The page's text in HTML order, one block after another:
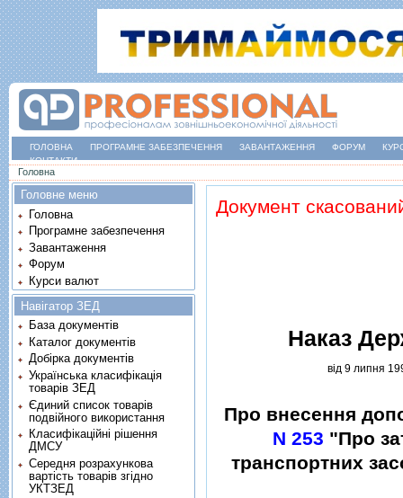
ГОЛОВНА ПРОГРАМНЕ ЗАБЕЗПЕЧЕННЯ ЗАВАНТАЖЕННЯ ФОРУМ
КОНТАКТИ
Ви є тут
Головна
Документ
Наказ
вiд 9 липня
Про внесення
N 253 "Про
транспортних
Головне меню
Головна
Програмне забезпечення
Завантаження
Форум
Курси валют
Навігатор ЗЕД
База документів
Каталог документів
Добірка документів
Українська класифікація
товарів ЗЕД
Єдиний список товарів
подвійного використання
Класифікаційні рішення
ДМСУ
Середня розрахункова
вартість товарів згідно
УКТЗЕД